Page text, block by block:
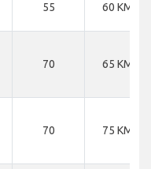
55 60 KM
70 65 KM
70 75 KM